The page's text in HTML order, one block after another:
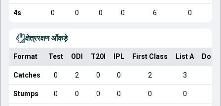
4s 0 0 0 0 6 0
क्षेत्ररक्षण आँकड़े
Format Test ODI T20I IPL First Class List A
Catches 0 2 0 0 2 3
Stumps 0 0 0 0 0 0